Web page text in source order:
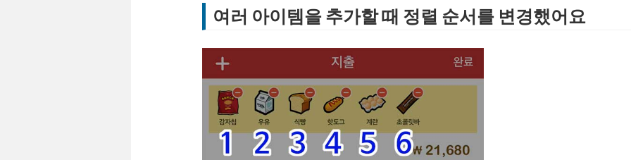
여러 아이템을 추가할 때 정렬 순서를 변경했어요